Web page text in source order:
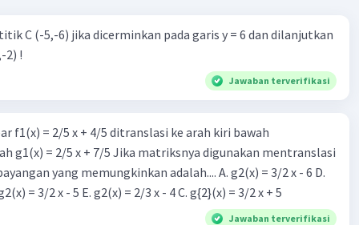
Salah, karena koordinat x seharusnya 5, bukan 4.
karena koordinat y seharusnya 16, bukan 17.
Benar, sesuai dengan hasil perhitungan.
akhir bayangan titik B adalah (5, 16).
·5.0(1 ) Balas
C (-5,-6) jika dicerminkan pada garis y = 6 dan dilanjutkan
2) !
Jawaban terverifikasi
f1(x) = 2/5 x + 4/5 ditranslasi ke arah kiri bawah
g1(x) = 2/5 x + 7/5 Jika matriksnya digunakan mentranslasi
yang memungkinkan adalah.... A. g2(x) = 3/2 x - 6 D.
g2(x) = 2/3 x - 5 B. g2(x) = 3/2 x - 5 E. g2(x) = 2/3 x - 4 C. g{2}(x) = 3/2 x + 5
Jawaban terverifikasi